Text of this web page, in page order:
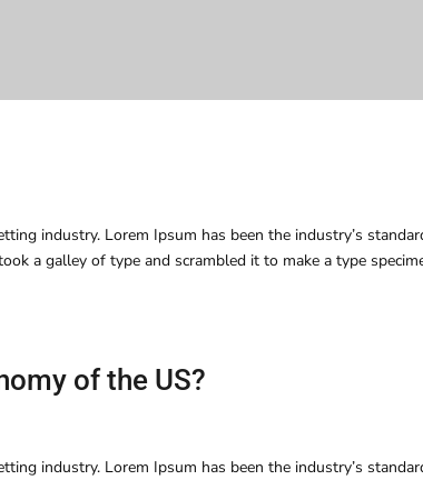
industry. Lorem Ipsum has been the industry’s
a galley of type and scrambled it to make a type
of the US?
industry. Lorem Ipsum has been the industry’s